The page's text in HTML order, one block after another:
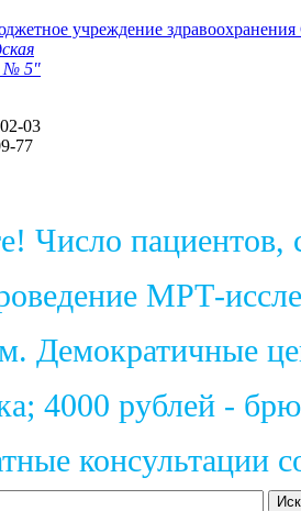
учреждение
№ 5"
03
77
Число
МРТ-
Демократичные
4000 рублей -
консультации